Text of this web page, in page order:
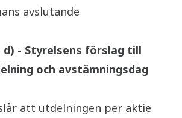
avslutande
d) - Styrelsens förslag till
och avstämningsdag
att utdelningen per aktie